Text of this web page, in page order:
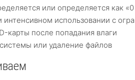
или определяется как «0
интенсивном использовании с
карты после попадания влаги
или удаление файлов